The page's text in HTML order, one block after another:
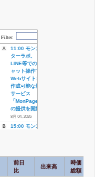
株価
Filter:
A
11:00 モンス
ターラボ、
LINE等でのチ
ャット操作で
Webサイトを
作成可能な新
サービス
「MonPage」
の提供を開始
8月 04, 2026
B
15:00 モンス
タ連携サービ
ス「出荷デー
タらくらく連
前日
比
出来高
時価
総額